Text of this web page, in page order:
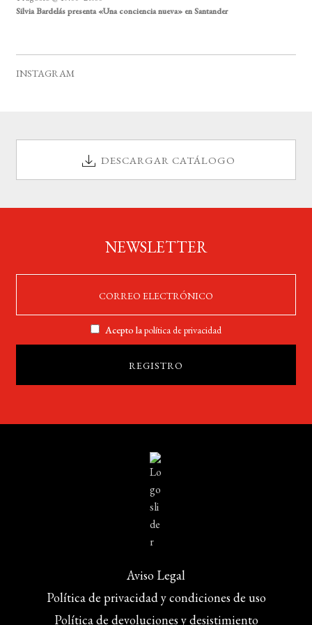
Silvia Bardelás presenta «Una conciencia nueva» en Santander
INSTAGRAM
DESCARGAR CATÁLOGO
NEWSLETTER
Acepto lapolítica de privacidad
Aviso Legal
Política de privacidad y condiciones de uso
Política de devoluciones y desistimiento